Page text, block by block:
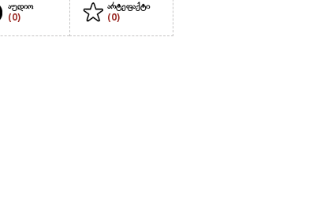
აუდიო
(0)
არტეფაქტი
(0)